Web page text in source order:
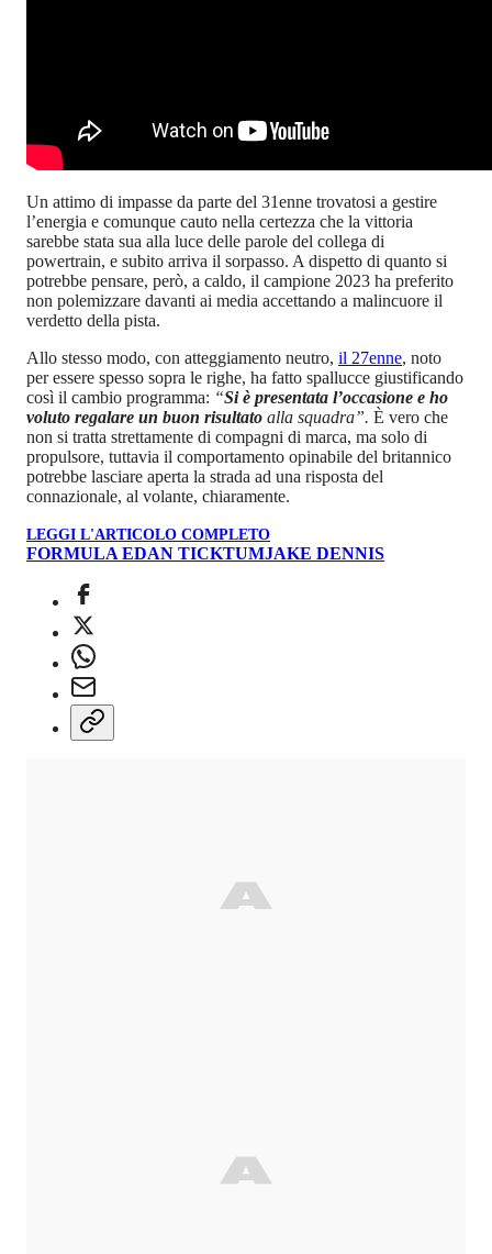
Un attimo di impasse da parte del 31enne trovatosi a gestire
l’energia e comunque cauto nella certezza che la vittoria
sarebbe stata sua alla luce delle parole del collega di
powertrain, e subito arriva il sorpasso. A dispetto di quanto si
potrebbe pensare, però, a caldo, il campione 2023 ha preferito
non polemizzare davanti ai media accettando a malincuore il
verdetto della pista.
Allo stesso modo, con atteggiamento neutro, il 27enne, noto
per essere spesso sopra le righe, ha fatto spallucce giustificando
così il cambio programma: “Si è presentata l’occasione e ho
voluto regalare un buon risultato alla squadra”. È vero che
non si tratta strettamente di compagni di marca, ma solo di
propulsore, tuttavia il comportamento opinabile del britannico
potrebbe lasciare aperta la strada ad una risposta del
connazionale, al volante, chiaramente.
LEGGI L'ARTICOLO COMPLETO
FORMULA EDAN TICKTUMJAKE DENNIS